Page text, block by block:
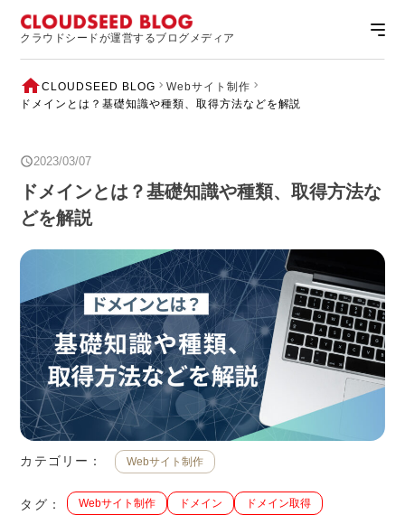
クラウドシードが運営するブログメディア
CLOUDSEED BLOG
Webサイト制作
ドメインとは？基礎知識や種類、取得方法などを解説
2023/03/07
ドメインとは？基礎知識や種類、取得方法な
どを解説
カテゴリー： Webサイト制作
タグ： Webサイト制作 ドメイン
ドメイン取得